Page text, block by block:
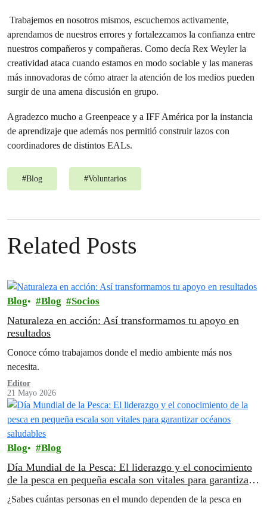
Trabajemos en nosotros mismos, escuchemos activamente,
aprendamos de nuestros errores y fortalezcamos la confianza entre
nuestros compañeros y compañeras. Como decía Rex Weyler la
creatividad ataca cuando estamos en modo sociable y las maneras
más innovadoras de cómo atraer la atención de los medios pueden
surgir de una amena discusión en grupo.
Agradezco mucho a Greenpeace y a IFF América por la instancia
de aprendizaje que además nos permitió construir lazos con
coordinadores de distintos EALs.
#Blog #Voluntarios
Related Posts
Blog Blog Socios
Naturaleza en acción: Así transformamos tu apoyo en
resultados
Conoce cómo trabajamos donde el medio ambiente más nos
necesita.
Editor
21 Mayo 2026
Blog Blog
Día Mundial de la Pesca: El liderazgo y el conocimiento
de la pesca en pequeña escala son vitales para garantizar
océanos saludables
¿Sabes cuántas personas en el mundo dependen de la pesca en